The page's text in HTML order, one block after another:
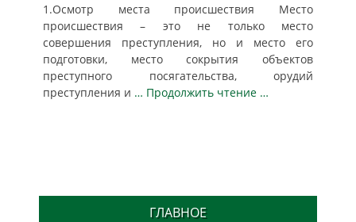
1.Осмотр места происшествия Место
происшествия – это не только место
совершения преступления, но и место его
подготовки, место сокрытия объектов
преступного посягательства, орудий
преступления и … Продолжить чтение …
ГЛАВНОЕ